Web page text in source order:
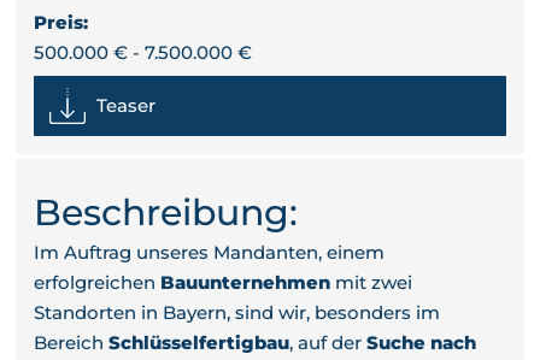
Preis:
500.000 € - 7.500.000 €
Teaser
Beschreibung:
Im Auftrag unseres Mandanten, einem
erfolgreichen Bauunternehmen mit zwei
Standorten in Bayern, sind wir, besonders im
BereichSchlüsselfertigbau, auf derSuche nach